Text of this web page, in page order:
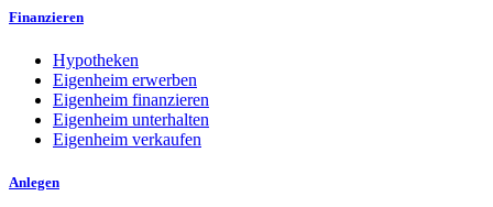
Finanzieren
Hypotheken
Eigenheim erwerben
Eigenheim finanzieren
Eigenheim unterhalten
Eigenheim verkaufen
Anlegen